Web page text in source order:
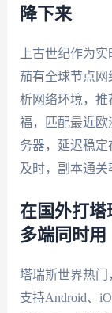
降下来
上古世纪作为
茄有全球节点
析网络环境，推
福，匹配最近欧
务器，延迟稳
及时，副本通关
在国外打塔
多端同时用
塔瑞斯世界热门
支持Android、